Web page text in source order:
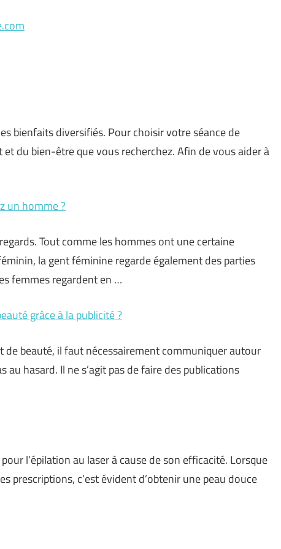
bienfaits diversifiés. Pour choisir votre séance de
du bien-être que vous recherchez. Afin de vous aider à
un homme ?
Tout comme les hommes ont une certaine
la gent féminine regarde également des parties
femmes regardent en …
grâce à la publicité ?
de beauté, il faut nécessairement communiquer autour
hasard. Il ne s’agit pas de faire des publications
l’épilation au laser à cause de son efficacité. Lorsque
prescriptions, c’est évident d’obtenir une peau douce